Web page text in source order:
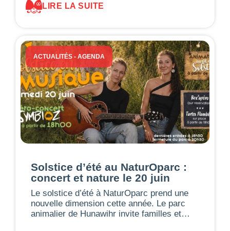
LIRE LA SUITE
ACTUALITÉS - AGENDA
Solstice d’été au NaturOparc :
concert et nature le 20 juin
Le solstice d’été à NaturOparc prend une
nouvelle dimension cette année. Le parc
animalier de Hunawihr invite familles et…